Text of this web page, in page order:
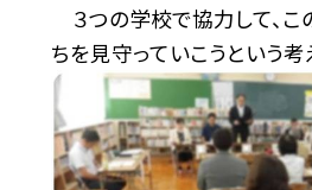
３つの学校で協力して、
ちを見守っていこうという考